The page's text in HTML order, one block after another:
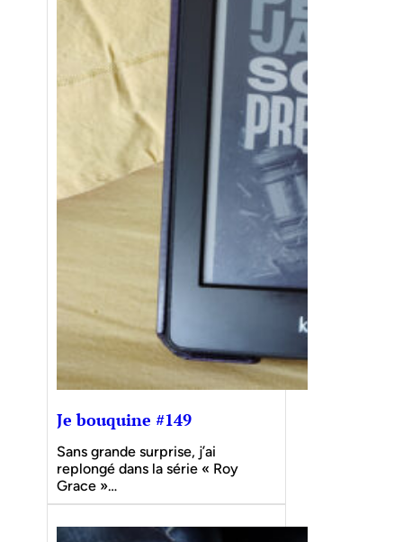
Je bouquine #149
Sans grande surprise, j’ai
replongé dans la série « Roy
Grace »…